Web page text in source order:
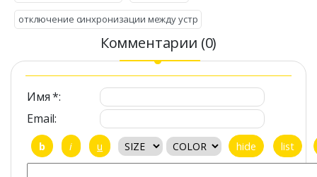
отключение синхронизации между устр
Комментарии (0)
Имя *:
Email: